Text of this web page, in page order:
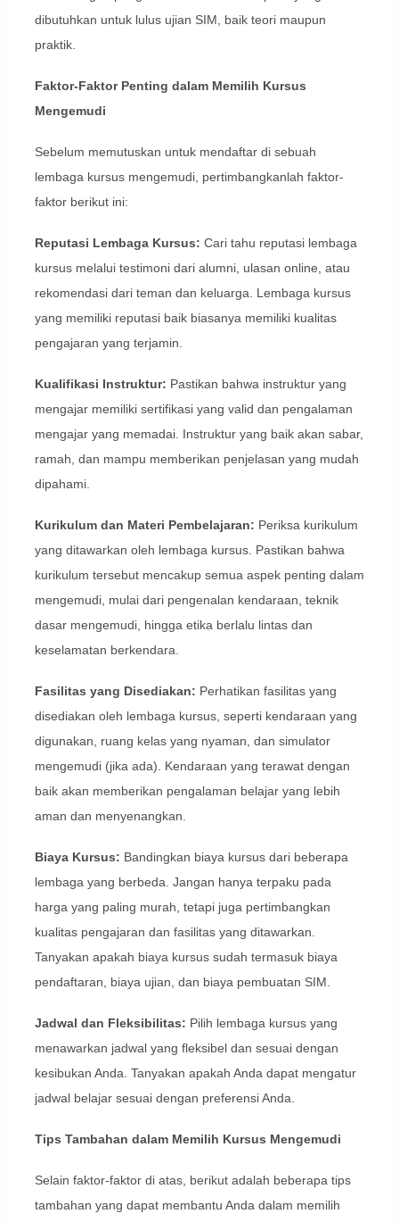
dibutuhkan untuk lulus ujian SIM, baik teori maupun
praktik.
Faktor-Faktor Penting dalam Memilih Kursus
Mengemudi
Sebelum memutuskan untuk mendaftar di sebuah
lembaga kursus mengemudi, pertimbangkanlah faktor-
faktor berikut ini:
Reputasi Lembaga Kursus: Cari tahu reputasi lembaga
kursus melalui testimoni dari alumni, ulasan online, atau
rekomendasi dari teman dan keluarga. Lembaga kursus
yang memiliki reputasi baik biasanya memiliki kualitas
pengajaran yang terjamin.
Kualifikasi Instruktur: Pastikan bahwa instruktur yang
mengajar memiliki sertifikasi yang valid dan pengalaman
mengajar yang memadai. Instruktur yang baik akan sabar,
ramah, dan mampu memberikan penjelasan yang mudah
dipahami.
Kurikulum dan Materi Pembelajaran: Periksa kurikulum
yang ditawarkan oleh lembaga kursus. Pastikan bahwa
kurikulum tersebut mencakup semua aspek penting dalam
mengemudi, mulai dari pengenalan kendaraan, teknik
dasar mengemudi, hingga etika berlalu lintas dan
keselamatan berkendara.
Fasilitas yang Disediakan: Perhatikan fasilitas yang
disediakan oleh lembaga kursus, seperti kendaraan yang
digunakan, ruang kelas yang nyaman, dan simulator
mengemudi (jika ada). Kendaraan yang terawat dengan
baik akan memberikan pengalaman belajar yang lebih
aman dan menyenangkan.
Biaya Kursus: Bandingkan biaya kursus dari beberapa
lembaga yang berbeda. Jangan hanya terpaku pada
harga yang paling murah, tetapi juga pertimbangkan
kualitas pengajaran dan fasilitas yang ditawarkan.
Tanyakan apakah biaya kursus sudah termasuk biaya
pendaftaran, biaya ujian, dan biaya pembuatan SIM.
Jadwal dan Fleksibilitas: Pilih lembaga kursus yang
menawarkan jadwal yang fleksibel dan sesuai dengan
kesibukan Anda. Tanyakan apakah Anda dapat mengatur
jadwal belajar sesuai dengan preferensi Anda.
Tips Tambahan dalam Memilih Kursus Mengemudi
Selain faktor-faktor di atas, berikut adalah beberapa tips
tambahan yang dapat membantu Anda dalam memilih